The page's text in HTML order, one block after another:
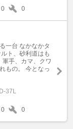
0 0
一台 なかなかタ
ト、砂利道はも
軍手、カマ、クワ
もの。 今となっ
37L
0 0